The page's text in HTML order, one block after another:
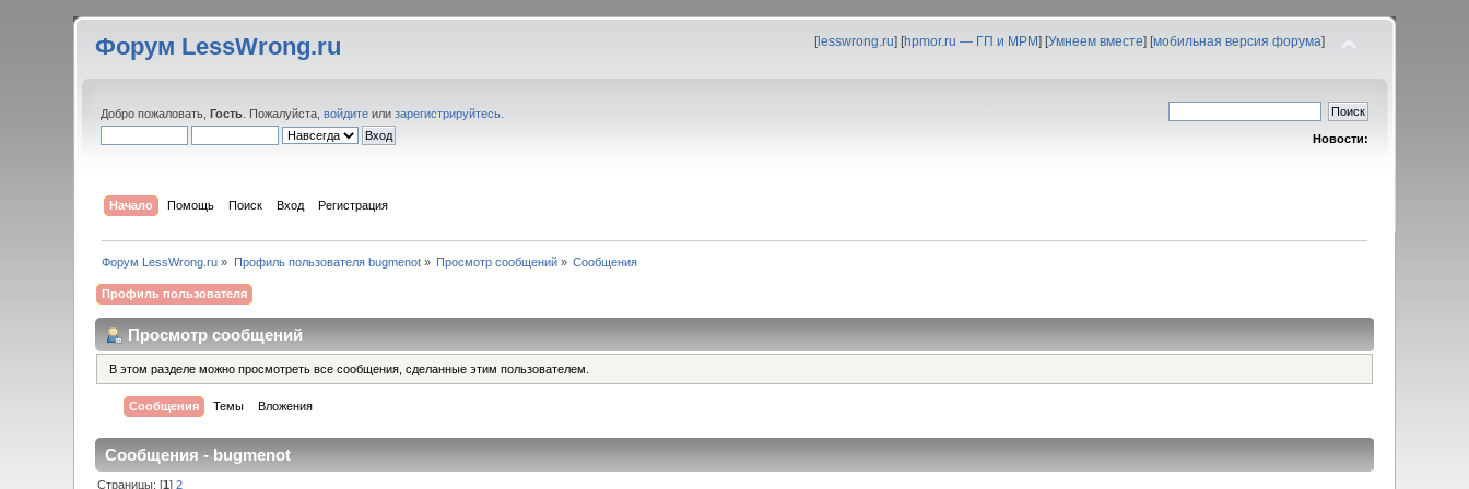
Форум LessWrong.ru [lesswrong.ru] [hpmor.ru — ГП и МРМ] [Умнеем вместе] [мобильная версия форума]
Добро пожаловать,Гость . Пожалуйста,войдите илизарегистрируйтесь
Новости:
Начало Помощь Поиск Вход Регистрация
Форум LessWrong.ru » Профиль пользователя bugmenot» Просмотр сообщений » Сообщения
Профиль пользователя
Просмотр сообщений
В этом разделе можно просмотреть все сообщения, сделанные этим пользователем.
Сообщения Темы Вложения
Сообщения - bugmenot
Страницы: [1]2